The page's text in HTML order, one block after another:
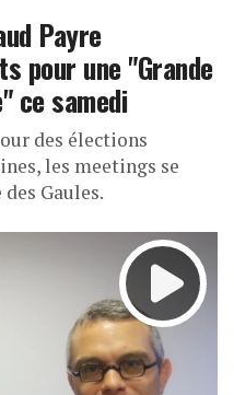
Payre
pour une "Grande
ce samedi
des élections
les meetings se
Gaules.